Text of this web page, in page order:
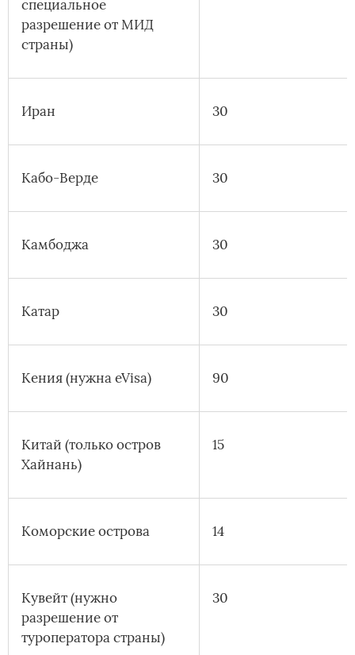
специальное
разрешение от МИД
страны)
Иран 30
Кабо-Верде 30
Камбоджа 30
Катар 30
Кения (нужна eVisa) 90
Китай (только остров
Хайнань)
15
Коморские острова 14
Кувейт (нужно
разрешение от
туроператора страны)
30